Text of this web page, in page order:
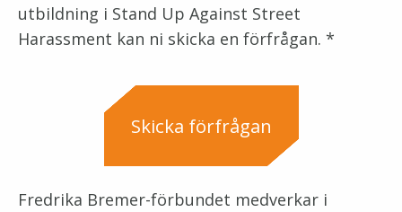
utbildning i Stand Up Against Street
Harassment kan ni skicka en förfrågan. *
Skicka förfrågan
Fredrika Bremer-förbundet medverkar i